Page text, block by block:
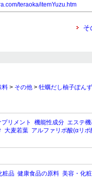
teraoka/itemYuzu.htm
そ
料 > その他 > 牡蠣だし柚子ぽんず
プリメント 機能性成分 エステ
大麦若葉 アルファリポ酸(αリポ
粧品 健康食品の原料 美容・化